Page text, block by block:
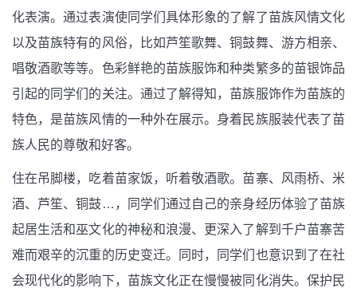
化表演。通过表演使同学们具体形象的了解了苗族风情文化
以及苗族特有的风俗，比如芦笙歌舞、铜鼓舞、游方相亲、
唱敬酒歌等等。色彩鲜艳的苗族服饰和种类繁多的苗银饰品
引起的同学们的关注。通过了解得知，苗族服饰作为苗族的
特色，是苗族风情的一种外在展示。身着民族服装代表了苗
族人民的尊敬和好客。
住在吊脚楼，吃着苗家饭，听着敬酒歌。苗寨、风雨桥、米
酒、芦笙、铜鼓…，同学们通过自己的亲身经历体验了苗族
起居生活和巫文化的神秘和浪漫、更深入了解到千户苗寨苦
难而艰辛的沉重的历史变迁。同时，同学们也意识到了在社
会现代化的影响下，苗族文化正在慢慢被同化消失。保护民